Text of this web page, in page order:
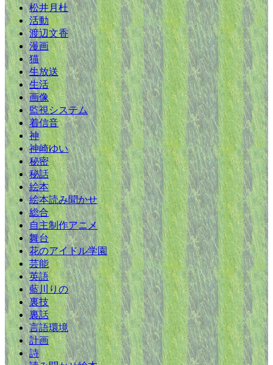
松井月杜
活動
渡辺文香
漫画
猫
生放送
生活
画像
監視システム
着信音
神
神崎ゆい
秘密
秘話
絵本
絵本読み聞かせ
総合
自主制作アニメ
舞台
花のアイドル学園
芸能
英語
藍川りの
裏技
裏話
言語環境
計画
詩